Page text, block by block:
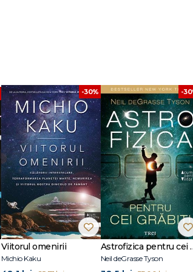
-30%
Viitorul omenirii
Michio Kaku
-
Neil deGrasse Tyson